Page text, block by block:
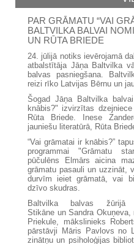
PAR GRĀMATU “VAI
BALTVILKA BALVAI
UN RŪTA BRIEDE
24. jūlijā notiks ievērojamā
atbalstītāja Jāņa Baltvilka
balvas pasniegšana.
reizi rīko Latvijas Bērnu un
Šogad Jāņa Baltvilka
knābis?" izvirzītas
Rūta Briede. Inese
jauniešu literatūrā, Rūta
“Vai grāmatai ir knābis?”
programmai "Grāmatu
pūčulēns Elmārs aicina
grāmatu pasauli un uzzināt,
durvīm ieiet grāmatā, vai
dzīvo skudras.
Baltvilka balvas žūrijā
Stikāne un Sandra
Priekule, mākslinieks
pārstāvji Māris Pavlovs no
zinātņu un psiholoģijas